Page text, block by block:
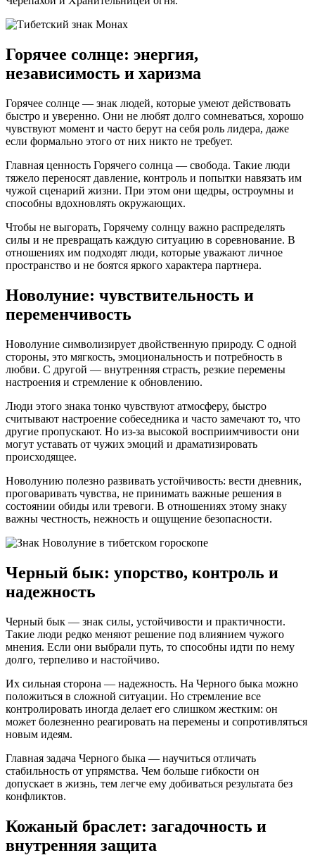
Горячее солнце: энергия,
независимость и харизма
Горячее солнце — знак людей, которые умеют действовать
быстро и уверенно. Они не любят долго сомневаться, хорошо
чувствуют момент и часто берут на себя роль лидера, даже
если формально этого от них никто не требует.
Главная ценность Горячего солнца — свобода. Такие люди
тяжело переносят давление, контроль и попытки навязать им
чужой сценарий жизни. При этом они щедры, остроумны и
способны вдохновлять окружающих.
Чтобы не выгорать, Горячему солнцу важно распределять
силы и не превращать каждую ситуацию в соревнование. В
отношениях им подходят люди, которые уважают личное
пространство и не боятся яркого характера партнера.
Новолуние: чувствительность и
переменчивость
Новолуние символизирует двойственную природу. С одной
стороны, это мягкость, эмоциональность и потребность в
любви. С другой — внутренняя страсть, резкие перемены
настроения и стремление к обновлению.
Люди этого знака тонко чувствуют атмосферу, быстро
считывают настроение собеседника и часто замечают то, что
другие пропускают. Но из-за высокой восприимчивости они
могут уставать от чужих эмоций и драматизировать
происходящее.
Новолунию полезно развивать устойчивость: вести дневник,
проговаривать чувства, не принимать важные решения в
состоянии обиды или тревоги. В отношениях этому знаку
важны честность, нежность и ощущение безопасности.
Черный бык: упорство, контроль и
надежность
Черный бык — знак силы, устойчивости и практичности.
Такие люди редко меняют решение под влиянием чужого
мнения. Если они выбрали путь, то способны идти по нему
долго, терпеливо и настойчиво.
Их сильная сторона — надежность. На Черного быка можно
положиться в сложной ситуации. Но стремление все
контролировать иногда делает его слишком жестким: он
может болезненно реагировать на перемены и сопротивляться
новым идеям.
Главная задача Черного быка — научиться отличать
стабильность от упрямства. Чем больше гибкости он
допускает в жизнь, тем легче ему добиваться результата без
конфликтов.
Кожаный браслет: загадочность и
внутренняя защита